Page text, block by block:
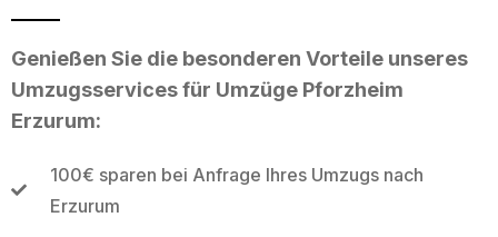
Genießen Sie die besonderen Vorteile unseres
Umzugsservices für Umzüge Pforzheim
Erzurum:
100€ sparen bei Anfrage Ihres Umzugs nach
Erzurum